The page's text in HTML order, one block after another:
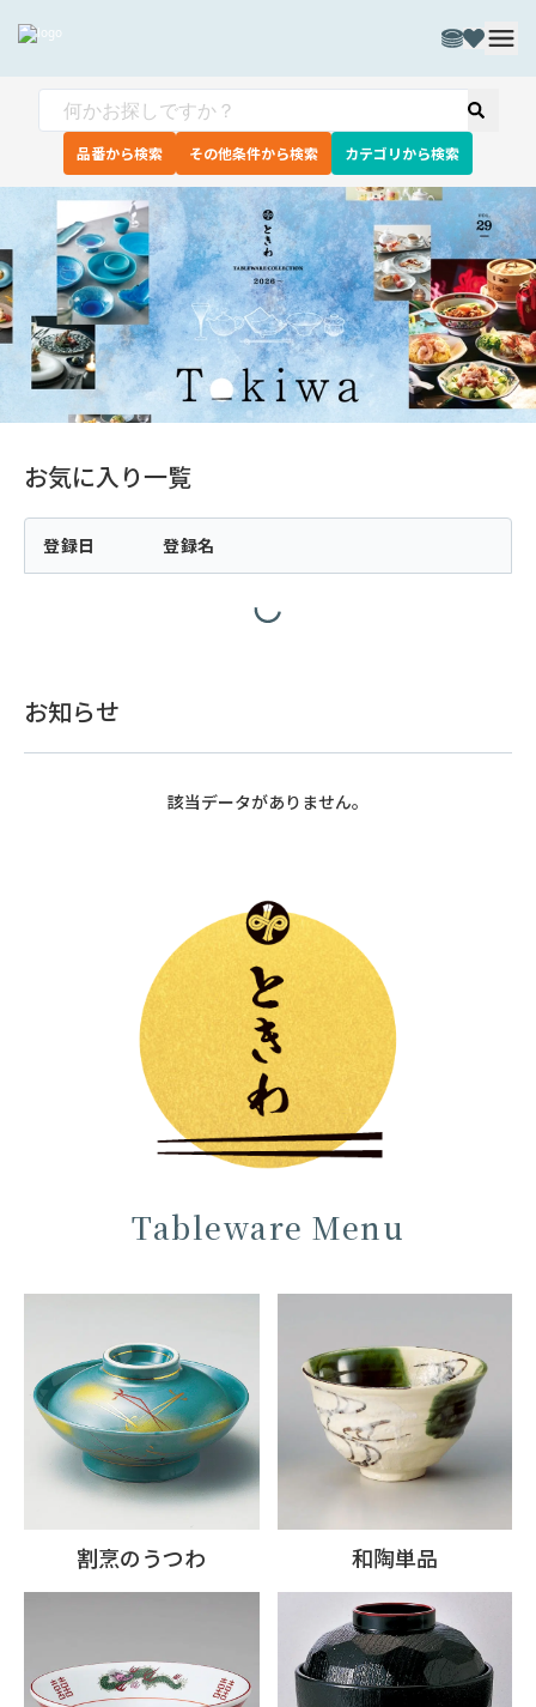
品番から検索 その他条件から検索 カテゴリから検索
お気に入り一覧
登録日 登録名
お知らせ
該当データがありません。
Tableware Menu
割烹のうつわ 和陶単品